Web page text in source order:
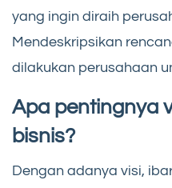
yang ingin diraih
Mendeskripsikan
dilakukan perusahaan
Apa pentingnya
bisnis?
Dengan adanya visi,